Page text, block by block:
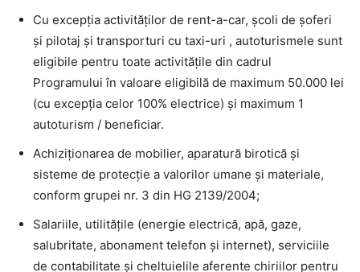
Cu excepția activităților de rent-a-car, școli de șoferi
și pilotaj și transporturi cu taxi-uri , autoturismele sunt
eligibile pentru toate activitățile din cadrul
Programului în valoare eligibilă de maximum 50.000 lei
(cu excepția celor 100% electrice) și maximum 1
autoturism / beneficiar.
Achiziționarea de mobilier, aparatură birotică și
sisteme de protecție a valorilor umane și materiale,
conform grupei nr. 3 din HG 2139/2004;
Salariile, utilitățile (energie electrică, apă, gaze,
salubritate, abonament telefon și internet), serviciile
de contabilitate și cheltuielile aferente chiriilor pentru